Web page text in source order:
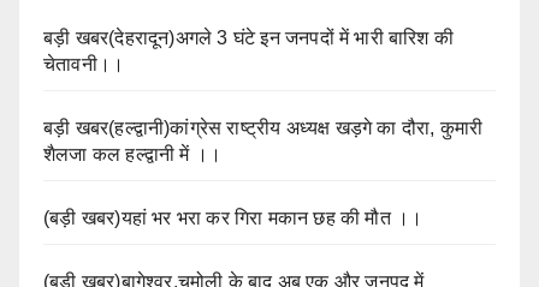
बड़ी खबर(देहरादून)अगले 3 घंटे इन जनपदों में भारी बारिश की
चेतावनी।।
बड़ी खबर(हल्द्वानी)कांग्रेस राष्ट्रीय अध्यक्ष खड़गे का दौरा, कुमारी
शैलजा कल हल्द्वानी में ।।
(बड़ी खबर)यहां भर भरा कर गिरा मकान छह की मौत ।।
(बड़ी खबर)बागेश्वर.चमोली के बाद अब एक और जनपद में